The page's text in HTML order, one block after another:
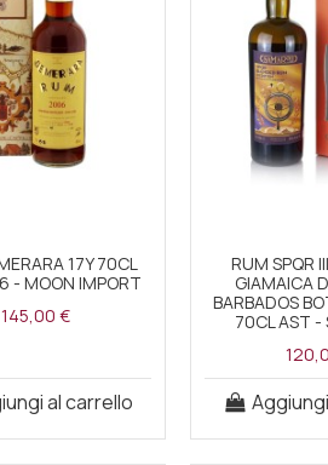
17Y 70CL
- MOON IMPORT
145,00 €
al carrello
RUM SPQR
GIAMAICA
BARBADOS
70CL AST -